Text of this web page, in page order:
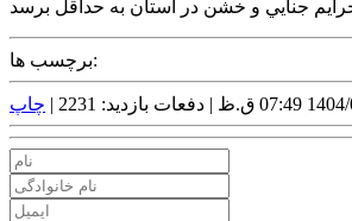
برچسب ها:
دفعات بازدید: 2231 | چاپ